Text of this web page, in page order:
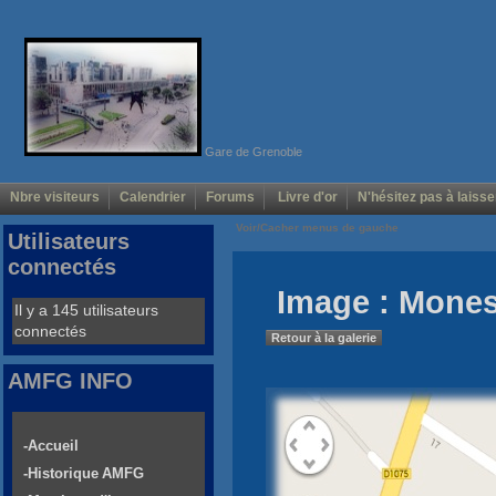
Gare de Grenoble
Nbre visiteurs Calendrier Forums Livre d'or N'hésitez pas à
Voir/Cacher menus de gauche
Image :
Retour à la galerie
Utilisateurs
connectés
Il y a 145 utilisateurs
connectés
AMFG INFO
-Accueil
-Historique AMFG